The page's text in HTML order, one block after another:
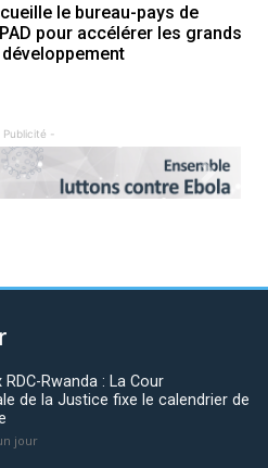
le bureau-pays de
pour accélérer les grands
Publicité -
Next
Rwanda : La Cour
de la Justice fixe le calendrier de
jour